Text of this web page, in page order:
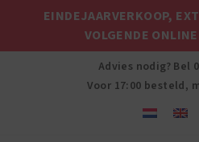
EINDEJAARVERKOOP,
VOLGENDE
Advies nodig? Bel
Voor 17:00 besteld,